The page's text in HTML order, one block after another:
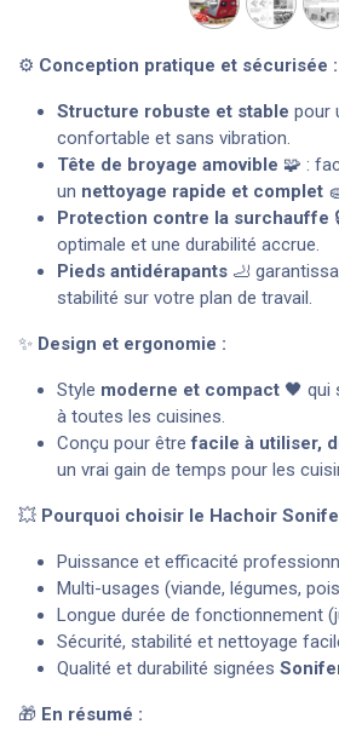
⚙️ Conception pratique et sécurisée :
Structure robuste et stable pour
confortable et sans vibration.
Tête de broyage amovible 🧩 :
un nettoyage rapide et complet
Protection contre la surchauffe
optimale et une durabilité accrue.
Pieds antidérapants 🦶
stabilité sur votre plan de travail.
✨ Design et ergonomie :
Style moderne et compact 🖤 qui
à toutes les cuisines.
Conçu pour êtrefacile à utiliser,
un vrai gain de temps pour les
💥 Pourquoi choisir le Hachoir
Puissance et efficacité
Multi-usages (viande, légumes,
Longue durée de fonctionnement
Sécurité, stabilité et nettoyage
Qualité et durabilité signées
🎁 En résumé :